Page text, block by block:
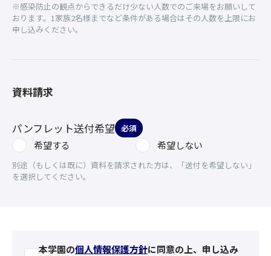
※感染防止の観点からできるだけ少ない人数でのご来場をお願いして
おります。1家族2名様までなど条件がある場合はその人数を上限にお
申し込みください。
資料請求
パンフレット送付希望 必須
希望する 希望しない
別途（もしくは既に）資料を請求された方は、「送付を希望しない」
を選択してください。
本学園の個人情報保護方針に同意の上、申し込み